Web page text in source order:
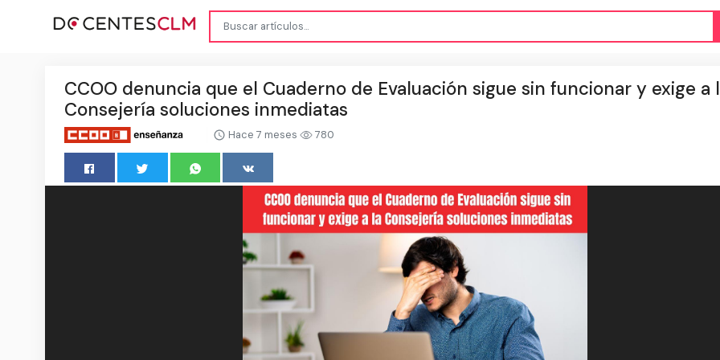
CCOO denuncia que el Cuaderno de Evaluación sigue sin funcionar y exige a
Consejería soluciones inmediatas
Hace 7 meses 780